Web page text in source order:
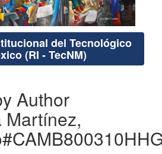
del Tecnológico
(RI - TecNM)
Author